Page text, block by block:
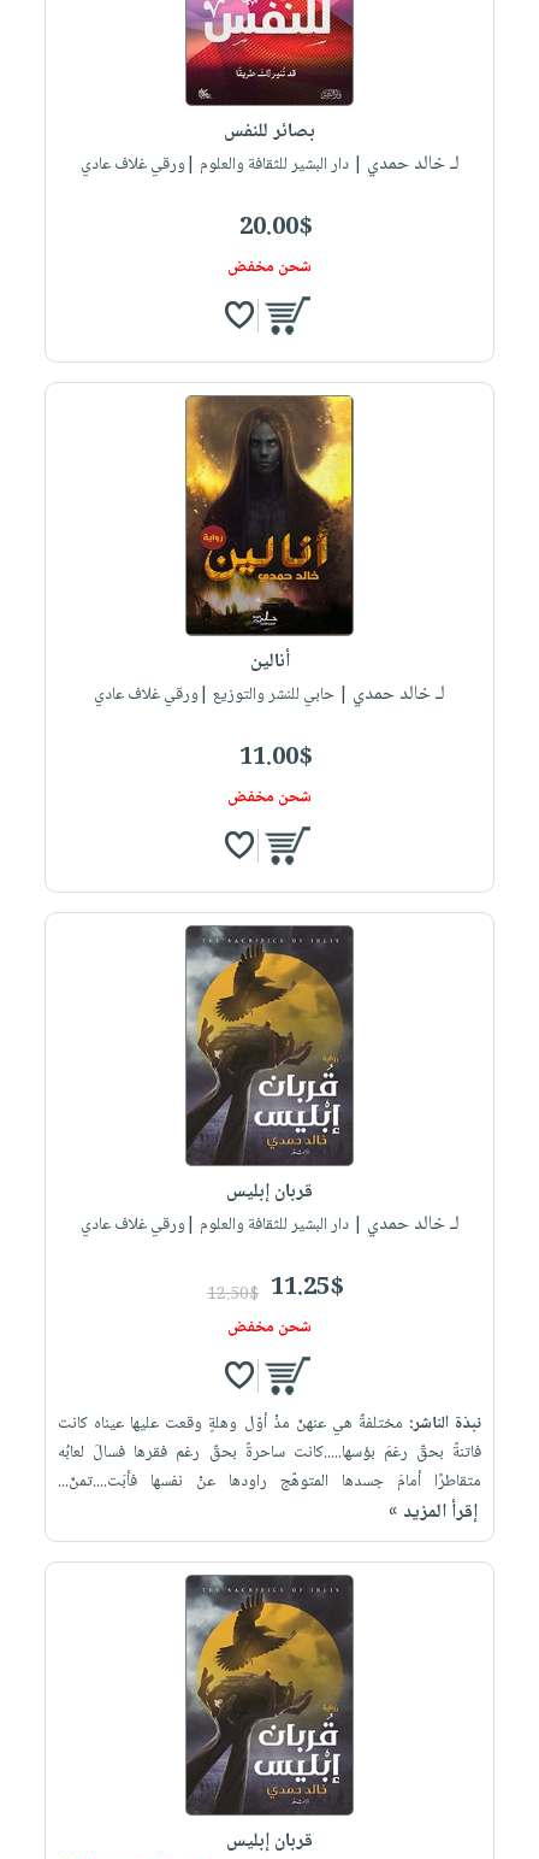
بصائر للنفس
لـ خالد حمدي | دار البشير للثقافة والعلوم |ورقي غلاف عادي
20.00$
شحن مخفض
أنالين
لـ خالد حمدي | حابي للنشر والتوزيع |ورقي غلاف عادي
11.00$
شحن مخفض
قربان إبليس
لـ خالد حمدي | دار البشير للثقافة والعلوم |ورقي غلاف عادي
11.25$
12.50$
شحن مخفض
نبذة الناشر: مختلفةٌ هي عنهنّ مذْ أوّل وهلةٍ وقعت عليها عيناه كانت
فاتنةً بحقّ رغمَ بؤسها.....كانت ساحرةً بحقّ رغم فقرها فسالَ لعابُه
متقاطرًا أمامَ جسدها المتوهّج راودها عنْ نفسها فأبَت....تمنّ...
إقرأ المزيد »
قربان إبليس